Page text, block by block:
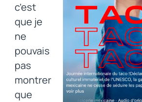
c’est
que je
ne
pouvais
pas
montrer
que